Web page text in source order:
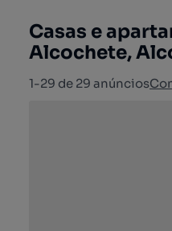
Casas e
Alcochete,
1-29 de 29 anúncios